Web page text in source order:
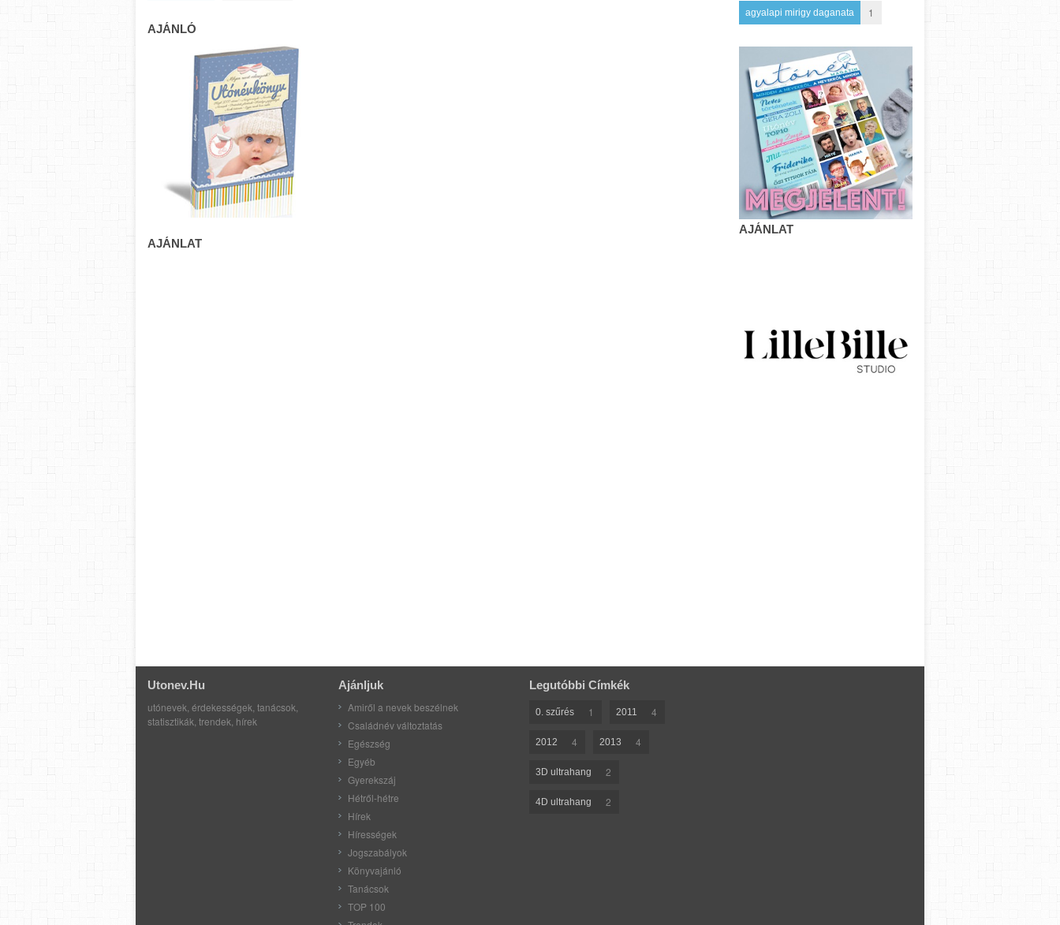
AJÁNLÓ
AJÁNLAT
agyalapi mirigy daganata 1
AJÁNLAT
Utonev.hu
utónevek, érdekességek, tanácsok,
statisztikák, trendek, hírek
Ajánljuk
Amiről a nevek beszélnek
Családnév változtatás
Egészség
Egyéb
Gyerekszáj
Hétről-hétre
Hírek
Hírességek
Jogszabályok
Könyvajánló
Tanácsok
TOP 100
Legutóbbi Címkék
0. szűrés 1 2011 4
2012 4 2013 4
3D ultrahang 2
4D ultrahang 2